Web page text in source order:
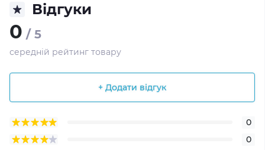
Відгуки
0 / 5
середній рейтинг товару
+ Додати відгук
0
0